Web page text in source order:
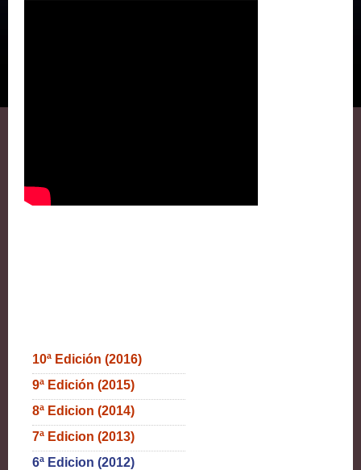
10ª Edición (2016)
9ª Edición (2015)
8ª Edicion (2014)
7ª Edicion (2013)
6ª Edicion (2012)